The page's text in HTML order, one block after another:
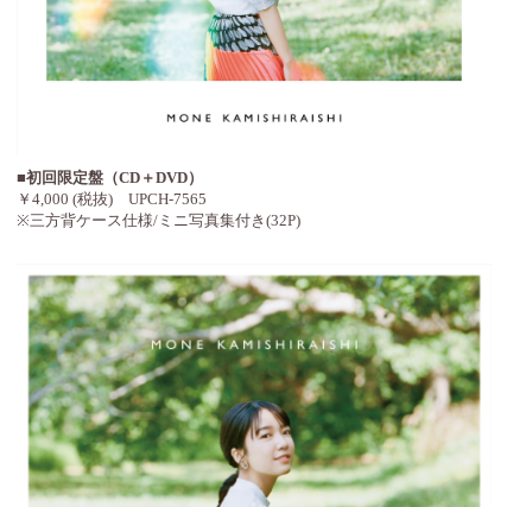
■初回限定盤（CD＋DVD）
￥4,000 (税抜) UPCH-7565
※三方背ケース仕様/ミニ写真集付き(32P)